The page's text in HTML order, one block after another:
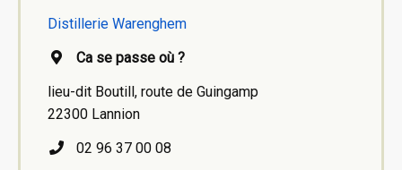
Distillerie Warenghem
Ca se passe où ?
lieu-dit Boutill, route de Guingamp
22300 Lannion
02 96 37 00 08